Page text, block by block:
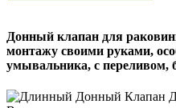
Донный клапан для
монтажу своими руками,
умывальника, с переливом,